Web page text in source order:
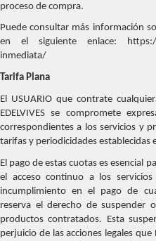
proceso de compra.
Puede consultar más información
en el siguiente enlace: https://
inmediata/
Tarifa Plana
El USUARIO que contrate
EDELVIVES se compromete
correspondientes a los servicios y
tarifas y periodicidades
El pago de estas cuotas es esencial
el acceso continuo a los
incumplimiento en el pago de
reserva el derecho de suspender
productos contratados. Esta
perjuicio de las acciones legales que